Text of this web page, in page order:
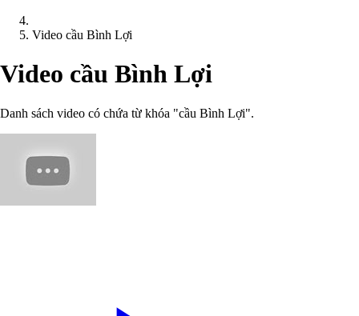
Video cầu Bình Lợi
Video cầu Bình Lợi
Danh sách video có chứa từ khóa "cầu Bình Lợi".